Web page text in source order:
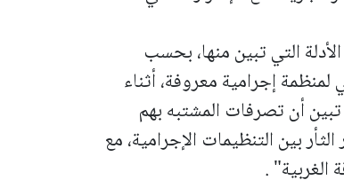
التي تبين منها، بحسب
إجرامية معروفة، أثناء
أن تصرفات المشتبه بهم
بين التنظيمات الإجرامية، مع
.